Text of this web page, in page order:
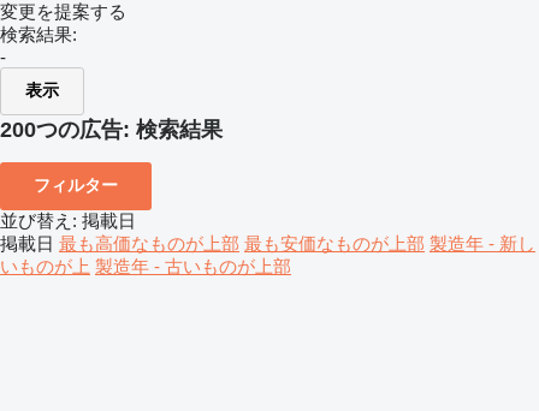
変更を提案する
検索結果:
-
表示
200つの広告: 検索結果
フィルター
並び替え : 掲載日
掲載日 最も高価なものが上部 最も安価なものが上部 製造年 - 新し
いものが上 製造年 - 古いものが上部